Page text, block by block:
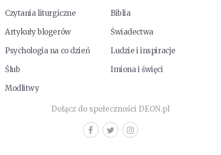
Czytania liturgiczne
Biblia
Artykuły blogerów
Świadectwa
Psychologia na co dzień
Ludzie i inspiracje
Ślub
Imiona i święci
Modlitwy
Dołącz do społeczności DEON.pl